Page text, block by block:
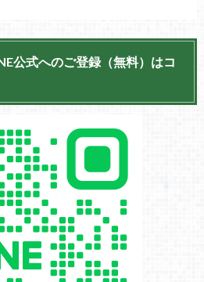
公式へのご登録（無料）はコ